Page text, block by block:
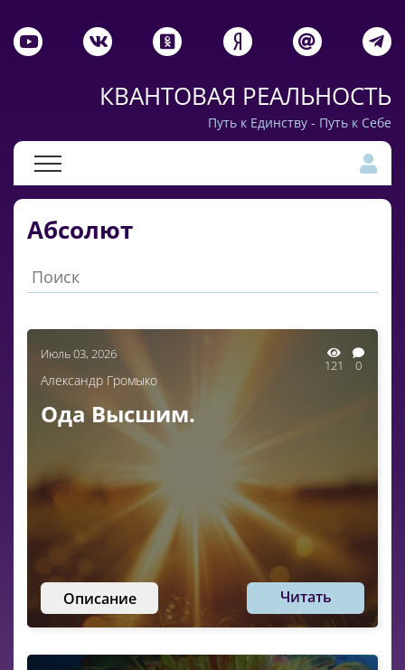
КВАНТОВАЯ РЕАЛЬНОСТЬ
Путь к Единству - Путь к Себе
Абсолют
Июль 03, 2026
121 0
Александр Громыко
Ода Высшим.
Описание Читать